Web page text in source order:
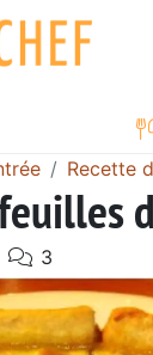
Recette